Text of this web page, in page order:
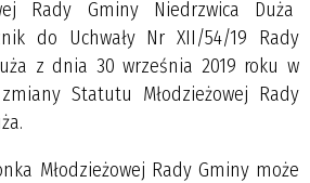
Rady Gminy Niedrzwica Duża
do Uchwały Nr XII/54/19 Rady
z dnia 30 września 2019 roku w
Statutu Młodzieżowej Rady
Młodzieżowej Rady Gminy może